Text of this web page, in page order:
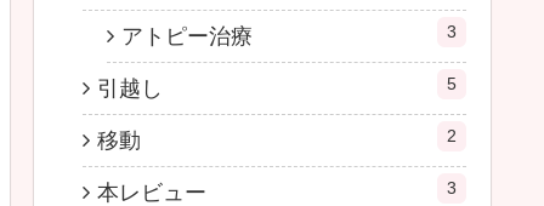
アトピー治療 3
引越し 5
移動 2
本レビュー 3